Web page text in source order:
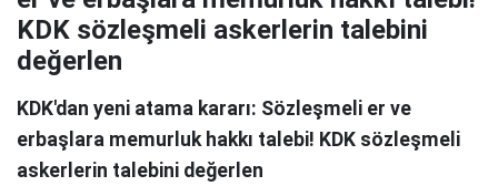
KDK sözleşmeli askerlerin talebini
değerlen
KDK'dan yeni atama kararı: Sözleşmeli er ve
erbaşlara memurluk hakkı talebi! KDK sözleşmeli
askerlerin talebini değerlen